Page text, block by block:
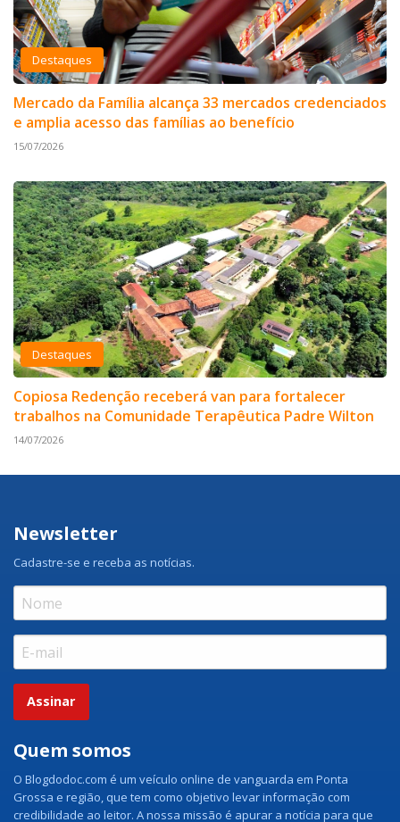
Destaques
Mercado da Família alcança 33 mercados credenciados
e amplia acesso das famílias ao benefício
15/07/2026
Destaques
Copiosa Redenção receberá van para fortalecer
trabalhos na Comunidade Terapêutica Padre Wilton
14/07/2026
Newsletter
Cadastre-se e receba as notícias.
Assinar
Quem somos
O Blogdodoc.com é um veículo online de vanguarda em Ponta
Grossa e região, que tem como objetivo levar informação com
credibilidade ao leitor. A nossa missão é apurar a notícia para que